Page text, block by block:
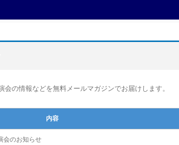
の情報などを無料メールマガジンでお届けします。
内容
会のお知らせ